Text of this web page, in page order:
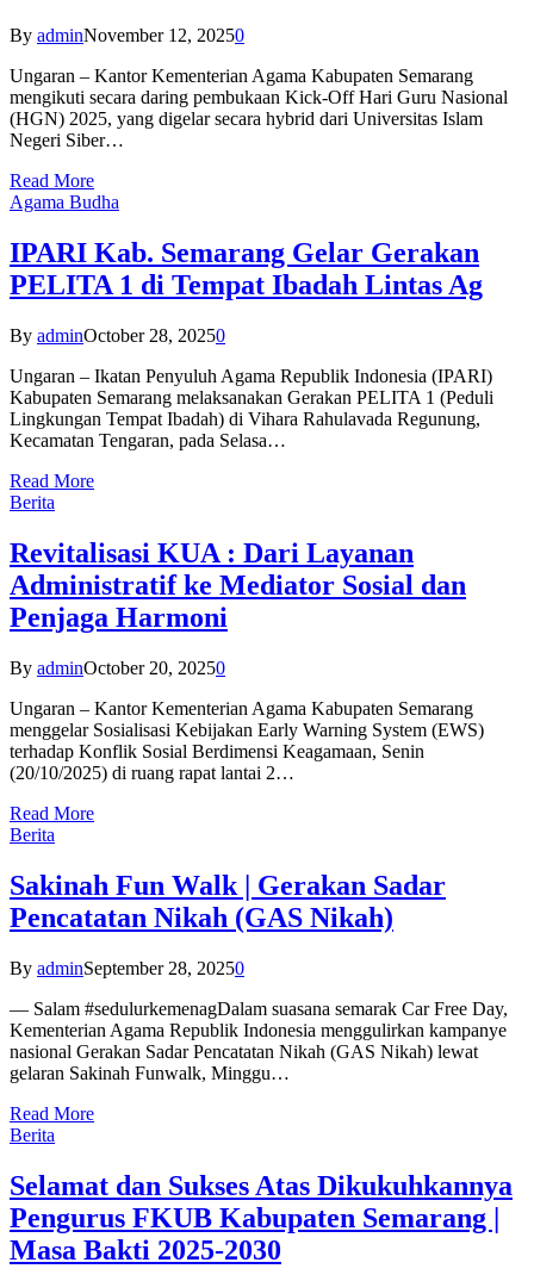
By adminNovember 12, 20250
Ungaran – Kantor Kementerian Agama Kabupaten Semarang
mengikuti secara daring pembukaan Kick-Off Hari Guru Nasional
(HGN) 2025, yang digelar secara hybrid dari Universitas Islam
Negeri Siber…
Read More
Agama Budha
IPARI Kab. Semarang Gelar Gerakan
PELITA 1 di Tempat Ibadah Lintas Ag
By adminOctober 28, 20250
Ungaran – Ikatan Penyuluh Agama Republik Indonesia (IPARI)
Kabupaten Semarang melaksanakan Gerakan PELITA 1 (Peduli
Lingkungan Tempat Ibadah) di Vihara Rahulavada Regunung,
Kecamatan Tengaran, pada Selasa…
Read More
Berita
Revitalisasi KUA : Dari Layanan
Administratif ke Mediator Sosial dan
Penjaga Harmoni
By adminOctober 20, 20250
Ungaran – Kantor Kementerian Agama Kabupaten Semarang
menggelar Sosialisasi Kebijakan Early Warning System (EWS)
terhadap Konflik Sosial Berdimensi Keagamaan, Senin
(20/10/2025) di ruang rapat lantai 2…
Read More
Berita
Sakinah Fun Walk | Gerakan Sadar
Pencatatan Nikah (GAS Nikah)
By adminSeptember 28, 20250
— Salam #sedulurkemenagDalam suasana semarak Car Free Day,
Kementerian Agama Republik Indonesia menggulirkan kampanye
nasional Gerakan Sadar Pencatatan Nikah (GAS Nikah) lewat
gelaran Sakinah Funwalk, Minggu…
Read More
Berita
Selamat dan Sukses Atas Dikukuhkannya
Pengurus FKUB Kabupaten Semarang |
Masa Bakti 2025-2030